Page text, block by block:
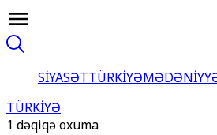
SİYASƏTTÜRKİYƏ
TÜRKİYƏ
1 dəqiqə oxuma